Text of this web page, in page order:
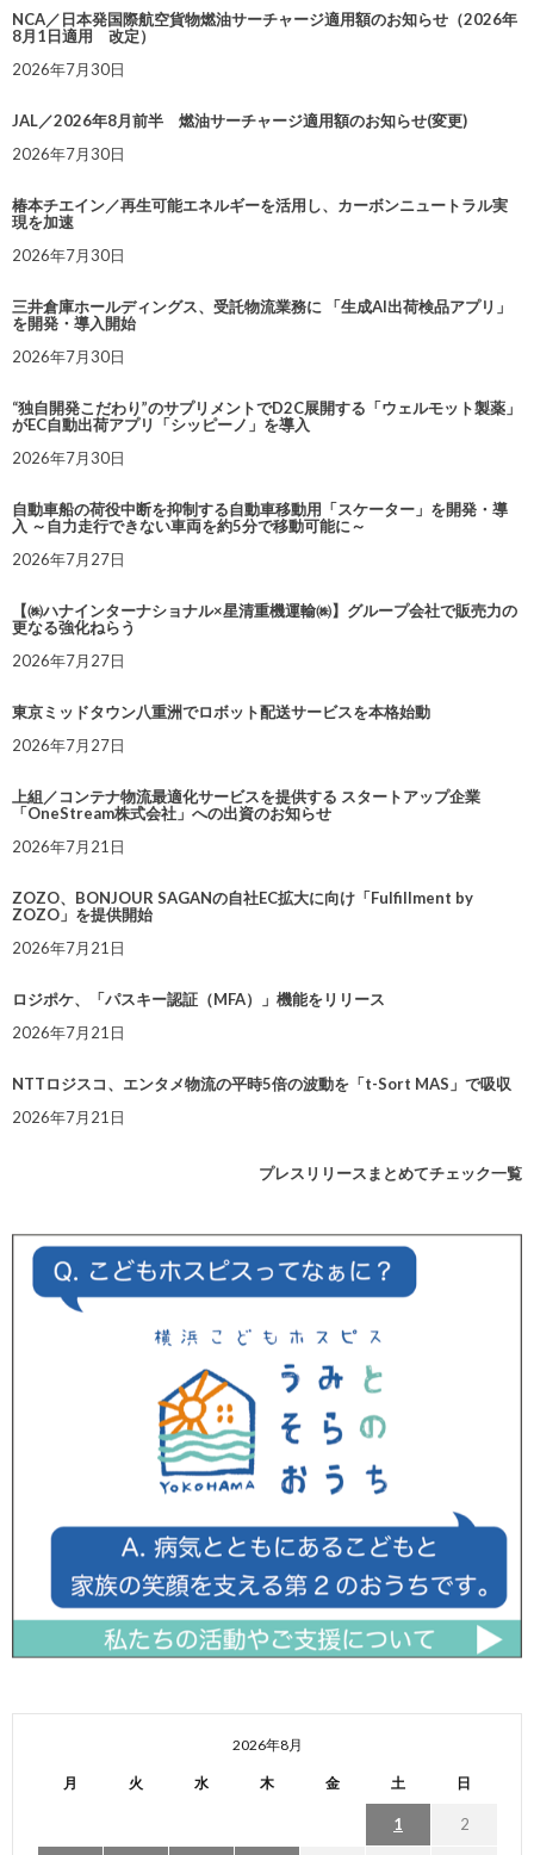
NCA／日本発国際航空貨物燃油サーチャージ適用額のお知らせ（2026年
8月1日適用 改定）
2026年7月30日
JAL／2026年8月前半 燃油サーチャージ適用額のお知らせ(変更)
2026年7月30日
椿本チエイン／再生可能エネルギーを活用し、カーボンニュートラル実
現を加速
2026年7月30日
三井倉庫ホールディングス、受託物流業務に 「生成AI出荷検品アプリ」
を開発・導入開始
2026年7月30日
“独自開発こだわり”のサプリメントでD2C展開する「ウェルモット製薬」
がEC自動出荷アプリ「シッピーノ」を導入
2026年7月30日
自動車船の荷役中断を抑制する自動車移動用「スケーター」を開発・導
入 ～自力走行できない車両を約5分で移動可能に～
2026年7月27日
【㈱ハナインターナショナル×星清重機運輸㈱】グループ会社で販売力の
更なる強化ねらう
2026年7月27日
東京ミッドタウン八重洲でロボット配送サービスを本格始動
2026年7月27日
上組／コンテナ物流最適化サービスを提供する スタートアップ企業
「OneStream株式会社」への出資のお知らせ
2026年7月21日
ZOZO、BONJOUR SAGANの自社EC拡大に向け「Fulfillment by
ZOZO」を提供開始
2026年7月21日
ロジポケ、「パスキー認証（MFA）」機能をリリース
2026年7月21日
NTTロジスコ、エンタメ物流の平時5倍の波動を「t-Sort MAS」で吸収
2026年7月21日
プレスリリースまとめてチェック一覧
2026年8月
月 火 水 木 金 土 日
1 2